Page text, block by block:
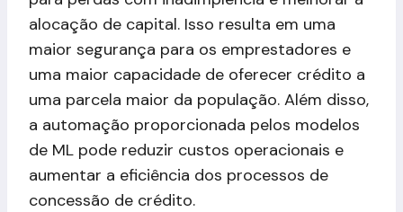
alocação de capital. Isso resulta em uma
maior segurança para os emprestadores e
uma maior capacidade de oferecer crédito a
uma parcela maior da população. Além disso,
a automação proporcionada pelos modelos
de ML pode reduzir custos operacionais e
aumentar a eficiência dos processos de
concessão de crédito.